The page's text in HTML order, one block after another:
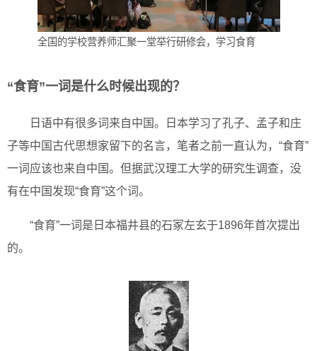
全国的学校营养师汇聚一堂举行研修会，学习食育
“食育”一词是什么时候出现的？
日语中有很多词来自中国。日本学习了孔子、孟子和庄
子等中国古代思想家留下的名言，笔者之前一直认为，“食育”
一词应该也来自中国。但据武汉理工大学的研究生调查，没
有在中国发现“食育”这个词。
“食育”一词是日本福井县的石冢左玄于1896年首次提出
的。